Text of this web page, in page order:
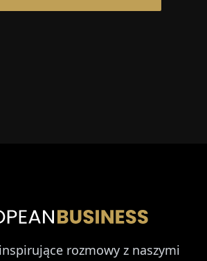
rozmowy z naszymi